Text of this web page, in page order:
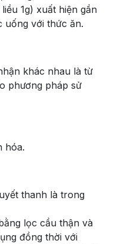
1g) xuất hiện gần
uống với thức ăn.
khác nhau là từ
phương pháp sử
hóa.
thanh là trong
lọc cầu thận và
đồng thời với